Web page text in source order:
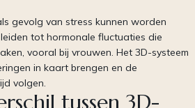
gevolg van stress kunnen worden
tot hormonale fluctuaties die
vooral bij vrouwen. Het 3D-systeem
in kaart brengen en de
volgen.
tussen 3D-